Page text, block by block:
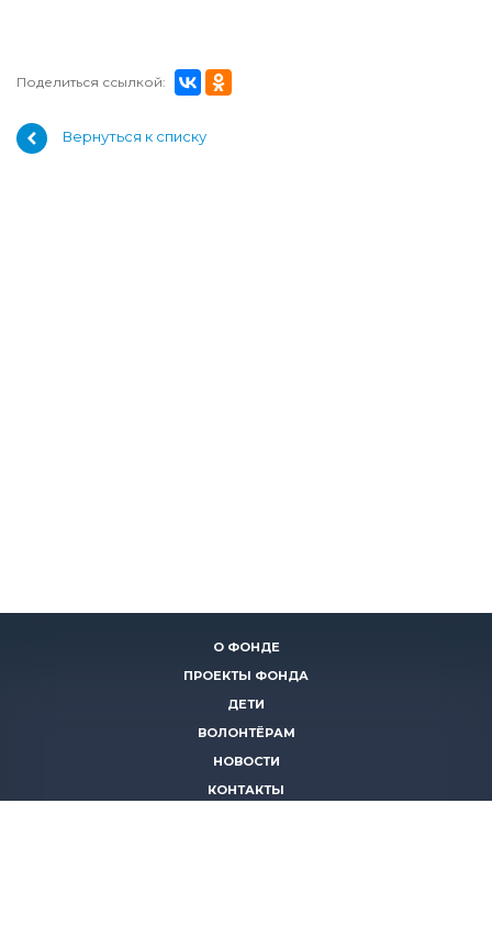
Поделиться ссылкой:
Вернуться к списку
О ФОНДЕ
ПРОЕКТЫ ФОНДА
ДЕТИ
ВОЛОНТЁРАМ
НОВОСТИ
КОНТАКТЫ